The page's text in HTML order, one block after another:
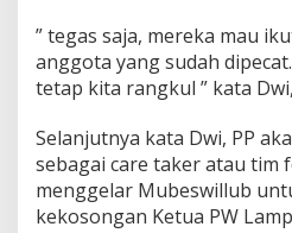
” tegas saja, mereka mau
anggota yang sudah
tetap kita rangkul ” kata
Selanjutnya kata Dwi, PP
sebagai care taker atau tim
menggelar Mubeswillub
kekosongan Ketua PW